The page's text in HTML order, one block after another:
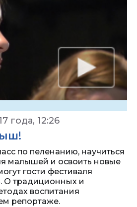
года, 12:26
по пеленанию, научиться
малышей и освоить новые
гости фестиваля
О традиционных и
воспитания
репортаже.